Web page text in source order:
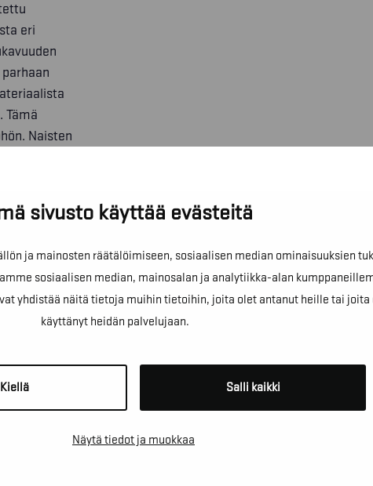
sivusto käyttää evästeitä
ja mainosten räätälöimiseen, sosiaalisen median ominaisuuksien
sosiaalisen median, mainosalan ja analytiikka-alan
yhdistää näitä tietoja muihin tietoihin, joita olet antanut heille tai joita
käyttänyt heidän palvelujaan.
Kiellä Salli kaikki
Näytä tiedot ja muokkaa
eri
Tämä
Naisten
tai ihan